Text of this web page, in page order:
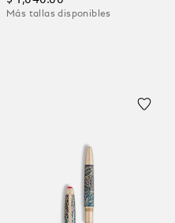
Más tallas disponibles